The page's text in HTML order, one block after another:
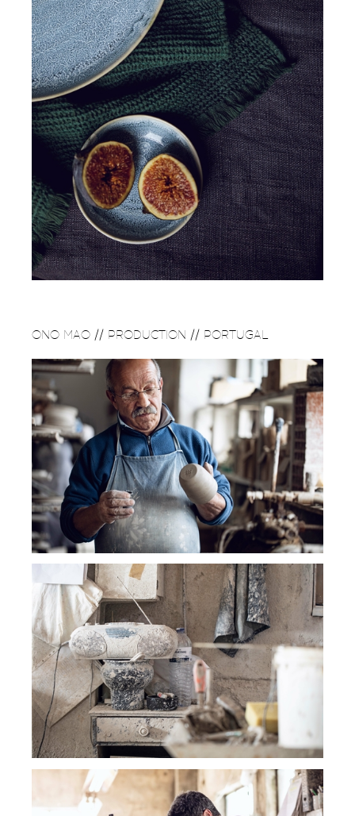
ONO MAO // PRODUCTION // PORTUGAL